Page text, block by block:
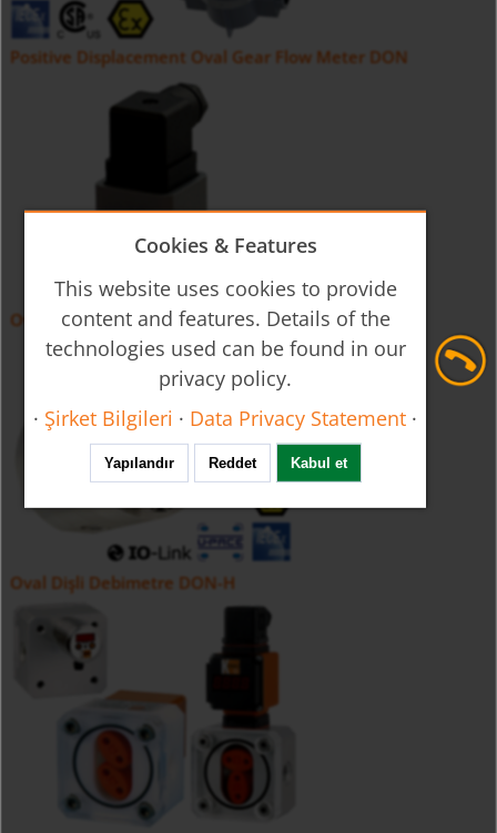
Positive Displacement Oval Gear Flow Meter DON
Oval Dişli Debimetre DOE
Oval Dişli Debimetre DON-H
Cookies & Features
This website uses cookies to provide
content and features. Details of the
technologies used can be found in our
privacy policy.
· Şirket Bilgileri · Data Privacy Statement ·
Yapılandır Reddet Kabul et